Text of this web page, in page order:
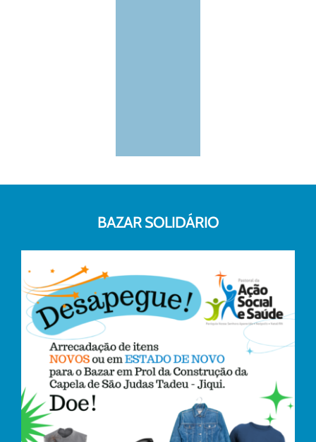
BAZAR SOLIDÁRIO